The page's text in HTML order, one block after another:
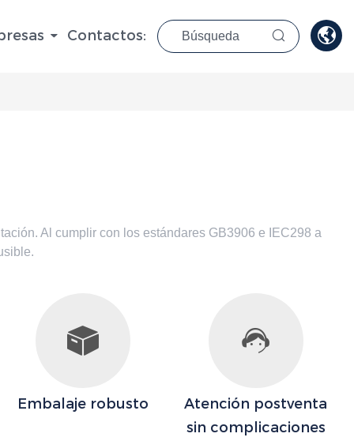
Contactos:  
Al cumplir con los estándares GB3906 e IEC298 a
Embalaje robusto
Atención postventa
sin complicaciones